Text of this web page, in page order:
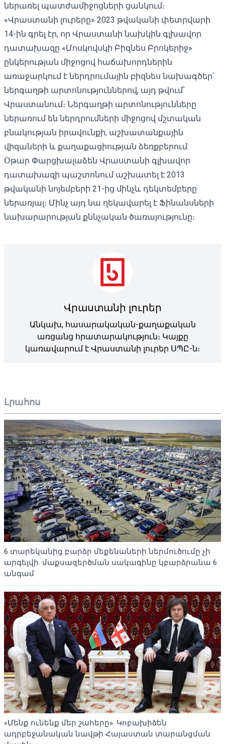
Լրահոս
6 տարեկանից բարձր մեքենաների ներմուծումը չի
արգելվի. մաքսազերծման սակագինը կբարձրանա 6
անգամ
«Մենք ունենք մեր շահերը». Կոբախիձեն
ադրբեջանական նավթի Հայաստան տարանցման
ներառել պատժամիջոցների ցանկում։
«Վրաստանի լուրերը» 2023 թվականի փետրվարի
14-ին գրել էր, որ Վրաստանի նախկին գլխավոր
դատախազը «Մոսկովսկի Բիզնես Բրոկերիջ»
ընկերության միջոցով հաճախորդներին
առաջարկում է ներդրումային բիզնես նախագծեր՝
ներգաղթի արտոնություններով, այդ թվում՝
Վրաստանում։ Ներգաղթի արտոնությունները
ներառում են ներդրումների միջոցով մշտական ​​
բնակության իրավունքի, աշխատանքային
վիզաների և քաղաքացիության ձեռքբերում:
Օթար Փարցխալաձեն Վրաստանի գլխավոր
դատախազի պաշտոնում աշխատել է 2013
թվականի նոյեմբերի 21-ից մինչև դեկտեմբերը
ներառյալ։ Մինչ այդ նա ղեկավարել է Ֆինանսների
նախարարության քննչական ծառայությունը։
Վրաստանի լուրեր
Անկախ, հասարակական-քաղաքական
առցանց հրատարակություն։ Կայքը
կառավարում է Վրաստանի լուրեր ՍՊԸ-ն։